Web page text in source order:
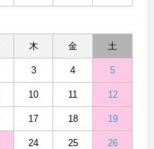
木 金 土
3 4 5
10 11 12
17 18 19
24 25 26